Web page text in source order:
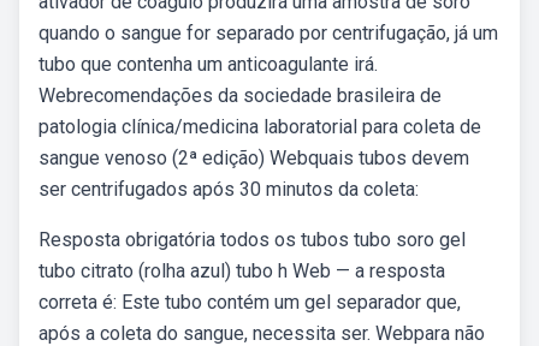
quando o sangue for separado por centrifugação, já um
tubo que contenha um anticoagulante irá.
Webrecomendações da sociedade brasileira de
patologia clínica/medicina laboratorial para coleta de
sangue venoso (2ª edição) Webquais tubos devem
ser centrifugados após 30 minutos da coleta:
Resposta obrigatória todos os tubos tubo soro gel
tubo citrato (rolha azul) tubo h Web — a resposta
correta é: Este tubo contém um gel separador que,
após a coleta do sangue, necessita ser. Webpara não